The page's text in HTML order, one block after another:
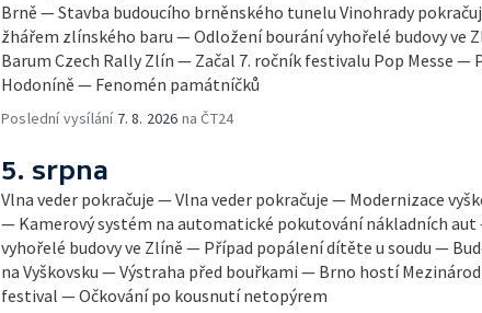
Brně — Stavba budoucího brněnského tunelu Vinohrady
žhářem zlínského baru — Odložení bourání vyhořelé budovy ve
Barum Czech Rally Zlín — Začal 7. ročník festivalu Pop Messe —
Hodoníně — Fenomén památníčků
Poslední vysílání 7. 8. 2026 na ČT24
5. srpna
Vlna veder pokračuje — Vlna veder pokračuje — Modernizace
— Kamerový systém na automatické pokutování nákladních
vyhořelé budovy ve Zlíně — Případ popálení dítěte u soudu —
na Vyškovsku — Výstraha před bouřkami — Brno hostí
festival — Očkování po kousnutí netopýrem